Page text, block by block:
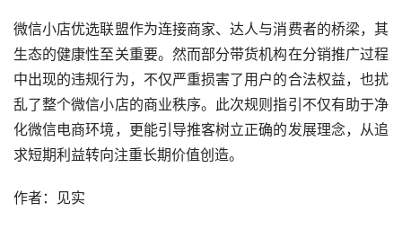
微信小店优选联盟作为连接商家、达人与消费者的桥梁，其
生态的健康性至关重要。然而部分带货机构在分销推广过程
中出现的违规行为，不仅严重损害了用户的合法权益，也扰
乱了整个微信小店的商业秩序。此次规则指引不仅有助于净
化微信电商环境，更能引导推客树立正确的发展理念，从追
求短期利益转向注重长期价值创造。
作者：见实